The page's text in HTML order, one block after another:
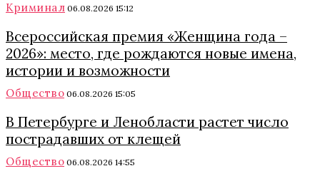
Криминал 06.08.2026 15:12
Всероссийская премия «Женщина года –
2026»: место, где рождаются новые имена,
истории и возможности
Общество 06.08.2026 15:05
В Петербурге и Ленобласти растет число
пострадавших от клещей
Общество 06.08.2026 14:55